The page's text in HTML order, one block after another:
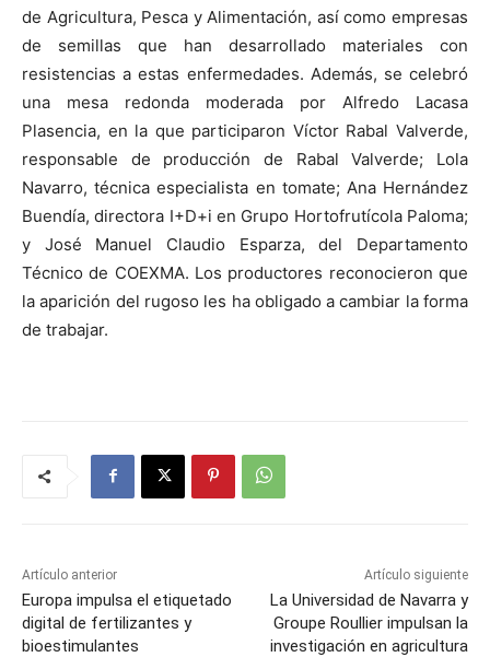
de Agricultura, Pesca y Alimentación, así como empresas
de semillas que han desarrollado materiales con
resistencias a estas enfermedades. Además, se celebró
una mesa redonda moderada por Alfredo Lacasa
Plasencia, en la que participaron Víctor Rabal Valverde,
responsable de producción de Rabal Valverde; Lola
Navarro, técnica especialista en tomate; Ana Hernández
Buendía, directora I+D+i en Grupo Hortofrutícola Paloma;
y José Manuel Claudio Esparza, del Departamento
Técnico de COEXMA. Los productores reconocieron que
la aparición del rugoso les ha obligado a cambiar la forma
de trabajar.
Artículo anterior
Europa impulsa el etiquetado
digital de fertilizantes y
bioestimulantes
Artículo siguiente
La Universidad de Navarra y
Groupe Roullier impulsan la
investigación en agricultura